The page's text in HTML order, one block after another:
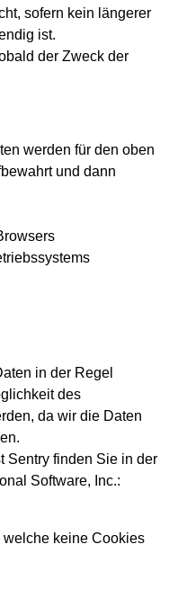
sofern kein längerer
ist.
der Zweck der
werden für den oben
und dann
in der Regel
des
da wir die Daten
Sentry finden Sie in der
Software, Inc.:
keine Cookies